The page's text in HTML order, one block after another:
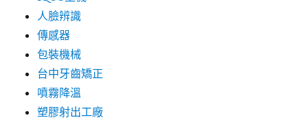
人臉辨識
傳感器
包裝機械
台中牙齒矯正
噴霧降溫
塑膠射出工廠